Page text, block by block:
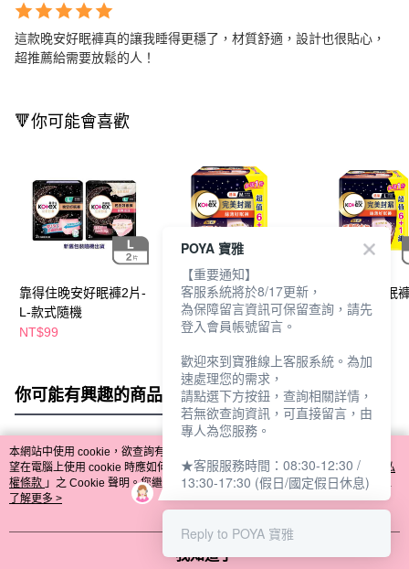
這款晚安好眠褲真的讓我睡得更穩了，材質舒適，設計也很貼心，
超推薦給需要放鬆的人！
🔻你可能會喜歡
靠得住晚安好眠褲2片-
L-款式隨機
NT$99
靠得住絲薄好眠褲6+1
片-M
NT$159
靠得住絲薄好眠
片-L號
你可能有興趣的商品 全站排行
熱門標籤
本網站中使用 cookie，欲查詢有關本網站使用 cookie 方式之詳情，及若您不希
望在電腦上使用 cookie 時應如何變更電腦的 cookie 設定，請參閱本網站「
隱私
權條款 」之 Cookie 聲明。您繼續使用本網站即表示您同意本公司得按本網站使
用條款之 Cookie 聲明使用 cookie。
了解更多 >
我知道了
POYA 寶雅
【重要通知】
客服系統將於8/17更新，
為保障留言資訊可保留查詢，請先
登入會員帳號留言。
歡迎來到寶雅線上客服系統。為加
速處理您的需求，
請點選下方按鈕，查詢相關詳情，
若無欲查詢資訊，可直接留言，由
專人為您服務。
★客服服務時間：08:30-12:30 /
13:30-17:30 (假日/國定假日休息)
Reply to POYA 寶雅